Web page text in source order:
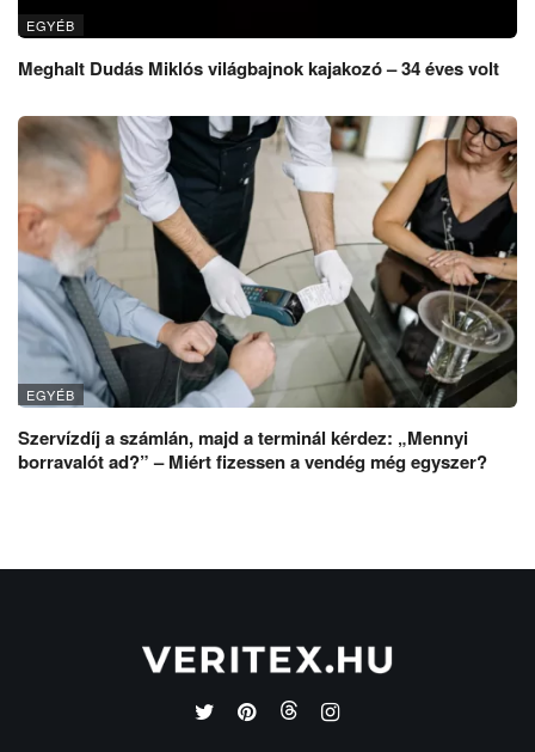
EGYÉB
Meghalt Dudás Miklós világbajnok kajakozó – 34 éves volt
EGYÉB
Szervízdíj a számlán, majd a terminál kérdez: „Mennyi
borravalót ad?” – Miért fizessen a vendég még egyszer?